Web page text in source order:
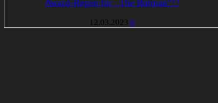
Award-Regen für „The Batman”!?
12.03.2023 6